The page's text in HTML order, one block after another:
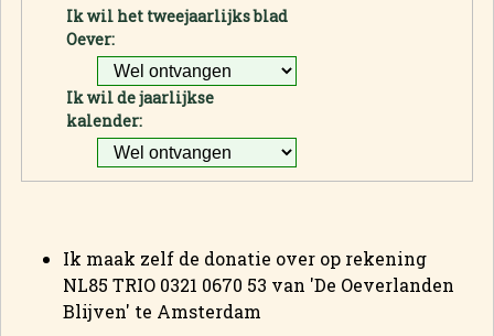
Ik wil het tweejaarlijks blad
Oever:
Ik wil de jaarlijkse
kalender:
Ik maak zelf de donatie over op rekening
NL85 TRIO 0321 0670 53 van 'De Oeverlanden
Blijven' te Amsterdam